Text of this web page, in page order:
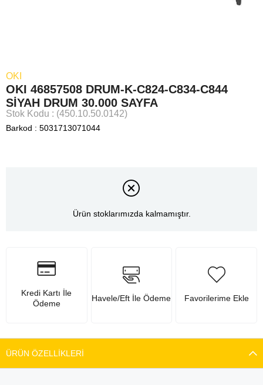
OKI
OKI 46857508 DRUM-K-C824-C834-C844
SİYAH DRUM 30.000 SAYFA
Stok Kodu (450.10.50.0142)
Barkod : 5031713071044
Ürün stoklarımızda kalmamıştır.
Kredi Kartı İle
Ödeme
Havele/Eft İle Ödeme Favorilerime Ekle
ÜRÜN ÖZELLIKLERI